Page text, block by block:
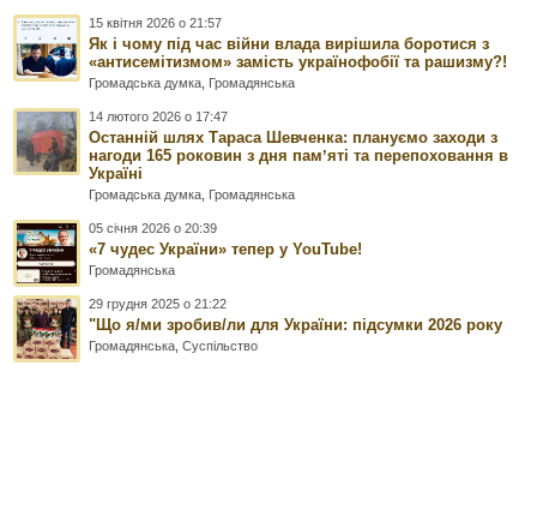
15 квітня 2026 о 21:57
Як і чому під час війни влада вирішила боротися з
«антисемітизмом» замість українофобії та рашизму?!
Громадська думка Громадянська
14 лютого 2026 о 17:47
Останній шлях Тараса Шевченка: плануємо заходи з
нагоди 165 роковин з дня памʼяті та перепоховання в
Україні
Громадська думка Громадянська
05 січня 2026 о 20:39
«7 чудес України» тепер у YouTube!
Громадянська
29 грудня 2025 о 21:22
"Що я/ми зробив/ли для України: підсумки 2026 року
Громадянська ,Суспільство